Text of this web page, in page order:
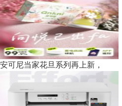
安可尼当家花旦系列再上新，